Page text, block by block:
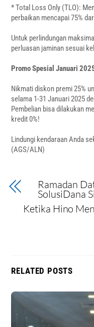
‎* Total Loss Only (TLO):
perbaikan mencapai 75%
‎Untuk perlindungan
perluasan jaminan sesuai
‎Promo Spesial Januari
Nikmati diskon premi 25%
selama 1-31 Januari 2025
Pembelian bisa dilakukan
kredit 0%!
‎Lindungi kendaraan Anda
(AGS/ALN)
Ramadan
SolusiDana
‎Ketika Hino
RELATED POSTS